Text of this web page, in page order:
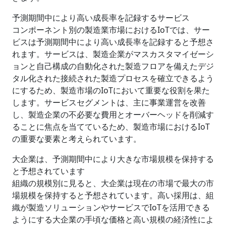
予測期間中により高い成長率を記録するサービス
コンポーネント別の製造業市場におけるIoTでは、サー
ビスは予測期間中により高い成長率を記録すると予想さ
れます。サービスは、製造企業がマスカスタマイゼーシ
ョンと自己構成の自動化された製造フロアを備えたデジ
タル化された接続された製造プロセスを確立できるよう
にするため、製造市場のIoTにおいて重要な役割を果た
します。サービスセグメントは、主に事業運営を改善
し、製造企業の不必要な費用とオーバーヘッドを削減す
ることに焦点を当てているため、製造市場におけるIoT
の重要な要素と考えられています。
大企業は、予測期間中により大きな市場規模を保持する
と予想されています
組織の規模別に見ると、大企業は現在の市場で最大の市
場規模を保持すると予想されています。高い採用は、組
織が製造ソリューションやサービスでIoTを活用できる
ようにする大企業の手頃な価格と高い規模の経済性によ